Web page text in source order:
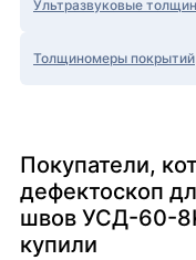
Ультразвуковые
Толщиномеры покрытий
Покупатели,
дефектоскоп
швов УСД-60-
купили